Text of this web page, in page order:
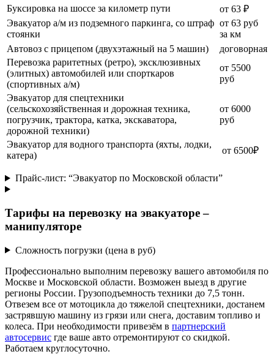
Буксировка на шоссе за километр пути
от 63 ₽
Эвакуатор а/м из подземного паркинга, со штраф
стоянки
от 63 руб
за км
Автовоз с прицепом (двухэтажный на 5 машин)
договорная
Перевозка раритетных (ретро), эксклюзивных
(элитных) автомобилей или спорткаров
(спортивных а/м)
от 5500
руб
Эвакуатор для спецтехники
(сельскохозяйственная и дорожная техника,
погрузчик, трактора, катка, экскаватора,
дорожной техники)
от 6000
руб
Эвакуатор для водного транспорта (яхты, лодки,
катера)
от 6500₽
Прайс-лист: “Эвакуатор по Московской области”
Тарифы на перевозку на эвакуаторе –
манипуляторе
Сложность погрузки (цена в руб)
Профессионально выполним перевозку вашего автомобиля по
Москве и Московской области. Возможен выезд в другие
регионы России. Грузоподъемность техники до 7,5 тонн.
Отвезем все от мотоцикла до тяжелой спецтехники, достанем
застрявшую машину из грязи или снега, доставим топливо и
колеса. При необходимости привезём в партнерский
автосервис где ваше авто отремонтируют со скидкой.
Работаем круглосуточно.